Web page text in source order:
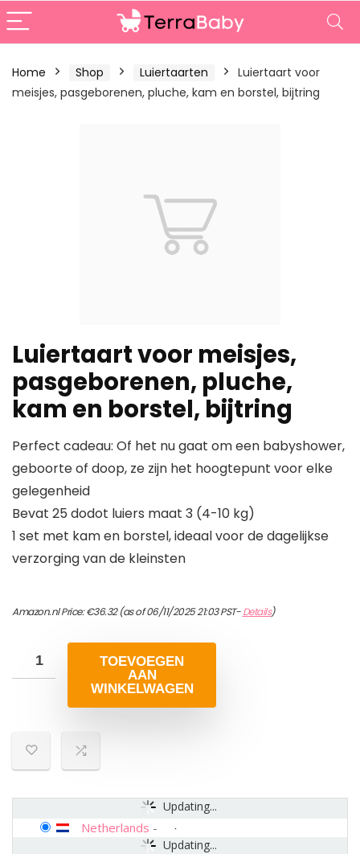
Home Shop Luiertaarten
Luiertaart voor
meisjes, pasgeborenen, pluche, kam en borstel, bijtring
Luiertaart voor meisjes,
pasgeborenen, pluche,
kam en borstel, bijtring
Perfect cadeau: Of het nu gaat om een babyshower,
geboorte of doop, ze zijn het hoogtepunt voor elke
gelegenheid
Bevat 25 dodot luiers maat 3 (4-10 kg)
1 set met kam en borstel, ideaal voor de dagelijkse
verzorging van de kleinsten
Amazon.nl Price:€36.32(as of 06/11/2025 21:03 PST-Details)
TOEVOEGEN
AAN
WINKELWAGEN
Updating...
Updating...
Netherlands -